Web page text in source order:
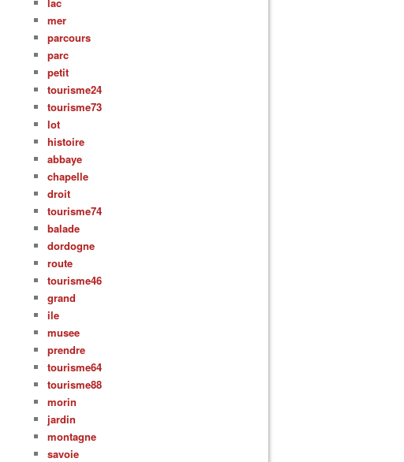
mer
parcours
parc
petit
tourisme24
tourisme73
lot
histoire
abbaye
chapelle
droit
tourisme74
balade
dordogne
route
tourisme46
grand
ile
musee
prendre
tourisme64
tourisme88
morin
jardin
montagne
savoie